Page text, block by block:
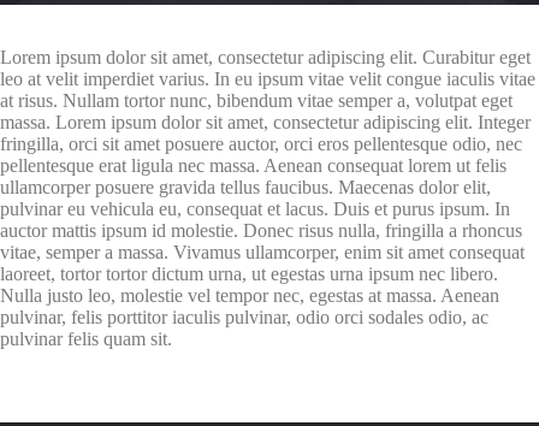
Lorem ipsum dolor sit amet, consectetur adipiscing elit. Curabitur eget
leo at velit imperdiet varius. In eu ipsum vitae velit congue iaculis vitae
at risus. Nullam tortor nunc, bibendum vitae semper a, volutpat eget
massa. Lorem ipsum dolor sit amet, consectetur adipiscing elit. Integer
fringilla, orci sit amet posuere auctor, orci eros pellentesque odio, nec
pellentesque erat ligula nec massa. Aenean consequat lorem ut felis
ullamcorper posuere gravida tellus faucibus. Maecenas dolor elit,
pulvinar eu vehicula eu, consequat et lacus. Duis et purus ipsum. In
auctor mattis ipsum id molestie. Donec risus nulla, fringilla a rhoncus
vitae, semper a massa. Vivamus ullamcorper, enim sit amet consequat
laoreet, tortor tortor dictum urna, ut egestas urna ipsum nec libero.
Nulla justo leo, molestie vel tempor nec, egestas at massa. Aenean
pulvinar, felis porttitor iaculis pulvinar, odio orci sodales odio, ac
pulvinar felis quam sit.